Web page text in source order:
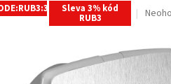
Sleva 3% kód
RUB3
je
0,0